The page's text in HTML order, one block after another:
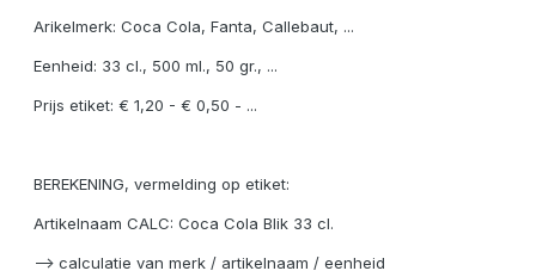
Arikelmerk: Coca Cola, Fanta, Callebaut, ...
Eenheid: 33 cl., 500 ml., 50 gr., ...
Prijs etiket: € 1,20 - € 0,50 - ...
BEREKENING, vermelding op etiket:
Artikelnaam CALC: Coca Cola Blik 33 cl.
--> calculatie van merk / artikelnaam / eenheid